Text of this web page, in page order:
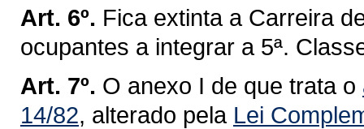
Art. 6º. Fica extinta a Carreira
ocupantes a integrar a 5ª.
Art. 7º. O anexo I de que trata o
14/82, alterado pela Lei